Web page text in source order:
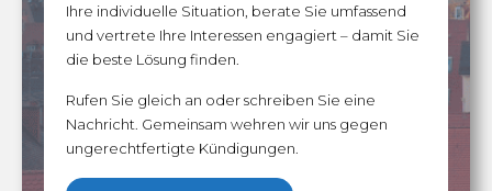
Ihre individuelle Situation, berate Sie umfassend
und vertrete Ihre Interessen engagiert – damit Sie
die beste Lösung finden.
Rufen Sie gleich an oder schreiben Sie eine
Nachricht. Gemeinsam wehren wir uns gegen
ungerechtfertigte Kündigungen.